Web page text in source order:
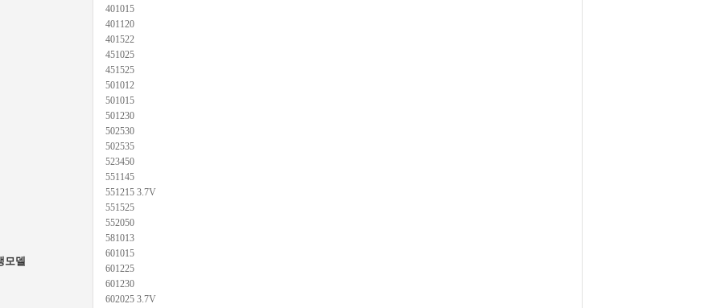
모델
401015
401120
401522
451025
451525
501012
501015
501230
502530
502535
523450
551145
551215 3.7V
551525
552050
581013
601015
601225
601230
602025 3.7V